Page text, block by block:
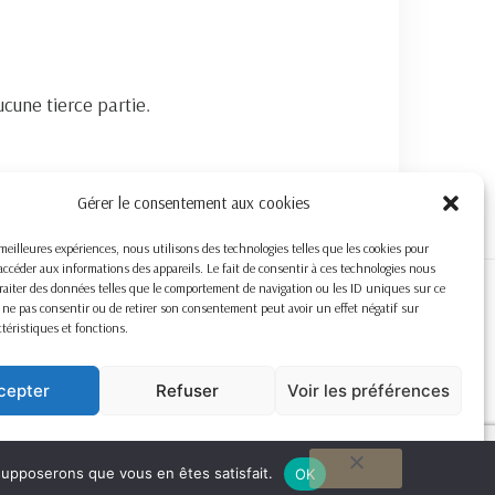
Gérer le consentement aux cookies
expériences, nous utilisons des technologies telles que les cookies pour
aux informations des appareils. Le fait de consentir à ces technologies nous
des données telles que le comportement de navigation ou les ID uniques sur ce
pas consentir ou de retirer son consentement peut avoir un effet négatif sur
et fonctions.
Refuser Voir les préférences
tierce partie.
que vous en êtes satisfait. OK